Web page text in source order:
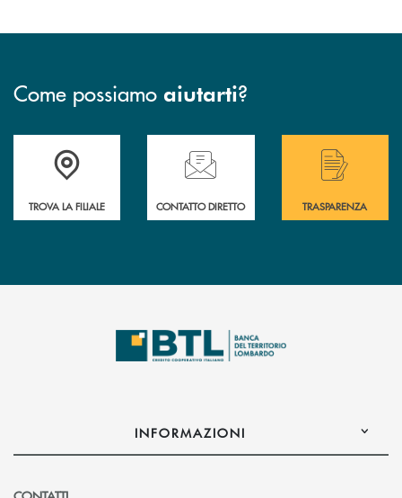
Come possiamo aiutarti?
Accedi all' elenco completo delle filiali .
TROVA LA FILIALE
Hai bisogno di assistenza immediata?
CONTATTO DIRETTO
Hai bisogno di
TRASPARENZA
INFORMAZIONI